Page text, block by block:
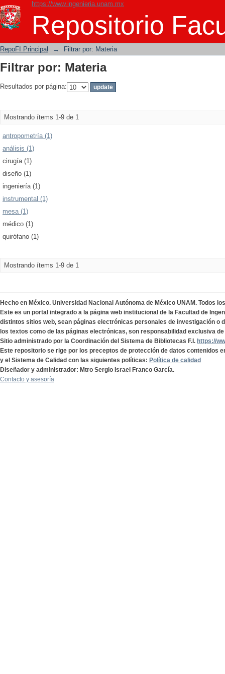
https://www.ingenieria.unam.mx
Repositorio
Filtrar por: Materia
RepoFI Principal → Filtrar por: Materia
Filtrar por: Materia
Resultados por página:
Mostrando ítems 1-9 de 1
antropometría (1)
análisis (1)
cirugía (1)
diseño (1)
ingeniería (1)
instrumental (1)
mesa (1)
médico (1)
quirófano (1)
Mostrando ítems 1-9 de 1
Hecho en México. Universidad Nacional Autónoma de México UNAM. Todos
Este es un portal integrado a la página web institucional de la Facultad de
distintos sitios web, sean páginas electrónicas personales de investigación o
los textos como de las páginas electrónicas, son responsabilidad exclusiva
Sitio administrado por la Coordinación del Sistema de Bibliotecas F.I. https://
Este repositorio se rige por los preceptos de protección de datos contenidos
y el Sistema de Calidad con las siguientes políticas: Política de calidad
Diseñador y administrador: Mtro Sergio Israel Franco García.
Contacto y asesoría